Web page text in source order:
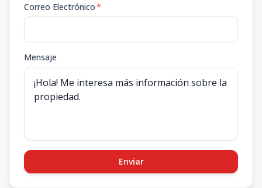
Correo Electrónico*
Mensaje
Enviar